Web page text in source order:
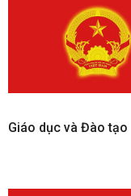
Giáo dục và Đào tạo